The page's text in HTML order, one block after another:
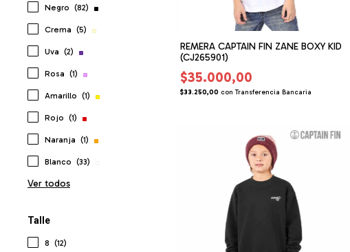
Negro (82)
Crema (5)
Uva (2)
Rosa (1)
Amarillo (1)
Rojo (1)
Naranja (1)
Blanco (33)
Ver todos
Talle
8 (12)
REMERA CAPTAIN FIN ZANE BOXY KID
(CJ265901)
$35.000,00
$33.250,00 con Transferencia Bancaria